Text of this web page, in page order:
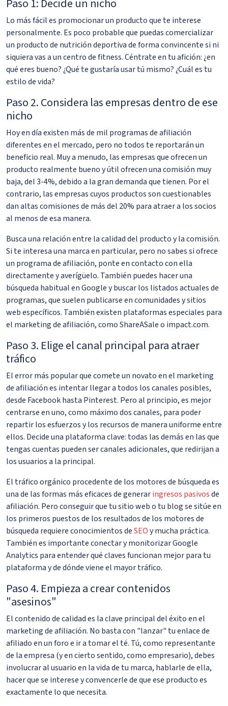
Paso 1: Decide un nicho
Lo más fácil es promocionar un producto que te interese
personalmente. Es poco probable que puedas comercializar
un producto de nutrición deportiva de forma convincente si ni
siquiera vas a un centro de fitness. Céntrate en tu afición: ¿en
qué eres bueno? ¿Qué te gustaría usar tú mismo? ¿Cuál es tu
estilo de vida?
Paso 2. Considera las empresas dentro de ese
nicho
Hoy en día existen más de mil programas de afiliación
diferentes en el mercado, pero no todos te reportarán un
beneficio real. Muy a menudo, las empresas que ofrecen un
producto realmente bueno y útil ofrecen una comisión muy
baja, del 3-4%, debido a la gran demanda que tienen. Por el
contrario, las empresas cuyos productos son cuestionables
dan altas comisiones de más del 20% para atraer a los socios
al menos de esa manera.
Busca una relación entre la calidad del producto y la comisión.
Si te interesa una marca en particular, pero no sabes si ofrece
un programa de afiliación, ponte en contacto con ella
directamente y averígüelo. También puedes hacer una
búsqueda habitual en Google y buscar los listados actuales de
programas, que suelen publicarse en comunidades y sitios
web específicos. También existen plataformas especiales para
el marketing de afiliación, como ShareASale o impact.com.
Paso 3. Elige el canal principal para atraer
tráfico
El error más popular que comete un novato en el marketing
de afiliación es intentar llegar a todos los canales posibles,
desde Facebook hasta Pinterest. Pero al principio, es mejor
centrarse en uno, como máximo dos canales, para poder
repartir los esfuerzos y los recursos de manera uniforme entre
ellos. Decide una plataforma clave: todas las demás en las que
tengas cuentas pueden ser canales adicionales, que redirijan a
los usuarios a la principal.
El tráfico orgánico procedente de los motores de búsqueda es
una de las formas más eficaces de generaringresos pasivosde
afiliación. Pero conseguir que tu sitio web o tu blog se sitúe en
los primeros puestos de los resultados de los motores de
búsqueda requiere conocimientos deSEOy mucha práctica.
También es importante conectar y monitorizar Google
Analytics para entender qué claves funcionan mejor para tu
plataforma y de dónde viene el mayor tráfico.
Paso 4. Empieza a crear contenidos
"asesinos"
El contenido de calidad es la clave principal del éxito en el
marketing de afiliación. No basta con "lanzar" tu enlace de
afiliado en un foro e ir a tomar el té. Tú, como representante
de la empresa (y en cierto sentido, como empresario), debes
involucrar al usuario en la vida de tu marca, hablarle de ella,
hacer que se interese y convencerle de que ese producto es
exactamente lo que necesita.